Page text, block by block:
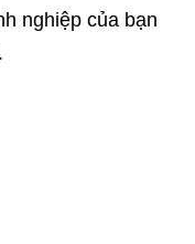
nghiệp của bạn